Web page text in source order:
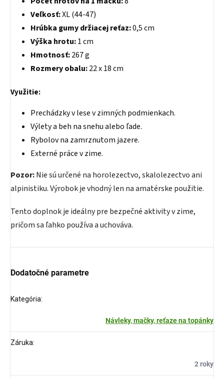
Veľkosť:XL (44-47)
Hrúbka gumy držiacej reťaz:0,5 cm
Výška hrotu:1 cm
Hmotnosť:267 g
Rozmery obalu:22 x 18 cm
Využitie:
Prechádzky v lese v zimných podmienkach.
Výlety a beh na snehu alebo ľade.
Rybolov na zamrznutom jazere.
Externé práce v zime.
Pozor:Nie sú určené na horolezectvo, skalolezectvo ani
alpinistiku. Výrobok je vhodný len na amatérske použitie.
Tento doplnok je ideálny pre bezpečné aktivity v zime,
pričom sa ľahko používa a uchováva.
Dodatočné parametre
Kategória:
Návleky, mačky, reťaze na topánky
Záruka:
2 roky